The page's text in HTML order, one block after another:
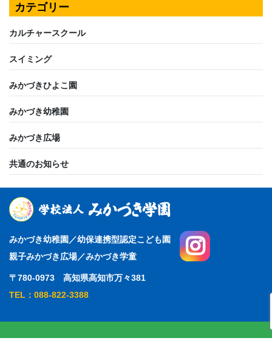
カテゴリー
カルチャースクール
スイミング
みかづきひよこ園
みかづき幼稚園
みかづき広場
共通のお知らせ
みかづき幼稚園／幼保連携型認定こども園
親子みかづき広場／みかづき学童
〒780-0973 高知県高知市万々381
TEL：088-822-3388